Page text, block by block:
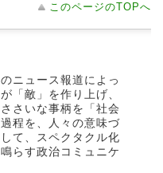
このページのTOPへ
ニュース報道によっ
「敵」を作り上げ、
さいな事柄を「社会
程を、人々の意味づ
て、スペクタクル化
らす政治コミュニケ